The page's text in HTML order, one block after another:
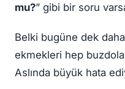
mu?” gibi bir soru
Belki bugüne dek
ekmekleri hep
Aslında büyük hata